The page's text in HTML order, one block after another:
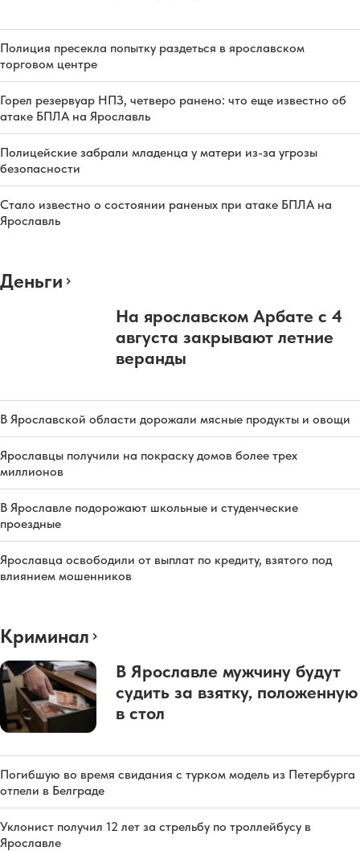
Полиция пресекла попытку раздеться в ярославском
торговом центре
Горел резервуар НПЗ, четверо ранено: что еще известно об
атаке БПЛА на Ярославль
Полицейские забрали младенца у матери из-за угрозы
безопасности
Стало известно о состоянии раненых при атаке БПЛА на
Ярославль
Деньги
На ярославском Арбате с 4
августа закрывают летние
веранды
В Ярославской области дорожали мясные продукты и овощи
Ярославцы получили на покраску домов более трех
миллионов
В Ярославле подорожают школьные и студенческие
проездные
Ярославца освободили от выплат по кредиту, взятого под
влиянием мошенников
Криминал
В Ярославле мужчину будут
судить за взятку, положенную
в стол
Погибшую во время свидания с турком модель из Петербурга
отпели в Белграде
Уклонист получил 12 лет за стрельбу по троллейбусу в
Ярославле